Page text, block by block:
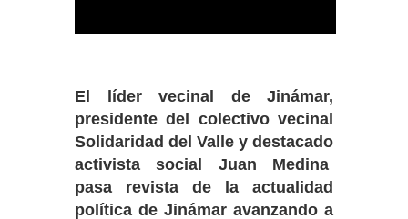
El líder vecinal de Jinámar,
presidente del colectivo vecinal
Solidaridad del Valle y destacado
activista social Juan Medina
pasa revista de la actualidad
política de Jinámar avanzando a